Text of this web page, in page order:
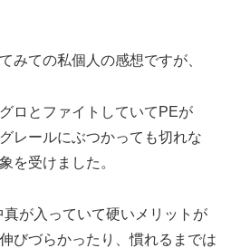
みての私個人の感想ですが、
ロとファイトしていてPEが
レールにぶつかっても切れな
を受けました。
が入っていて硬いメリットが
びづらかったり、慣れるまでは